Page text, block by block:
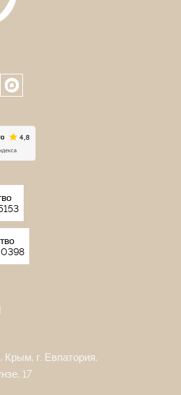
Крым, г. Евпатория,
17